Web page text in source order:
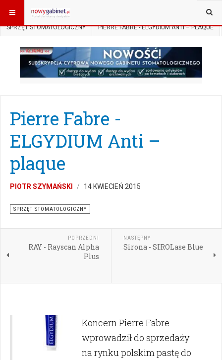
JESTEŚ TUTAJ: START
SPRZĘT STOMATOLOGICZNY PIERRE FABRE - ELGYDIUM ANTI – PLAQUE
Pierre Fabre -
ELGYDIUM Anti –
plaque
PIOTR SZYMAŃSKI 14 KWIECIEŃ 2015
SPRZĘT STOMATOLOGICZNY
POPRZEDNI
RAY - Rayscan Alpha
Plus
NASTĘPNY
Sirona - SIROLase Blue
Koncern Pierre Fabre
wprowadził do sprzedaży
na rynku polskim pastę do